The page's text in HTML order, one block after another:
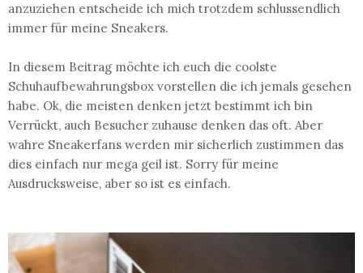
anzuziehen entscheide ich mich trotzdem schlussendlich
immer für meine Sneakers.
In diesem Beitrag möchte ich euch die coolste
Schuhaufbewahrungsbox vorstellen die ich jemals gesehen
habe. Ok, die meisten denken jetzt bestimmt ich bin
Verrückt, auch Besucher zuhause denken das oft. Aber
wahre Sneakerfans werden mir sicherlich zustimmen das
dies einfach nur mega geil ist. Sorry für meine
Ausdrucksweise, aber so ist es einfach.